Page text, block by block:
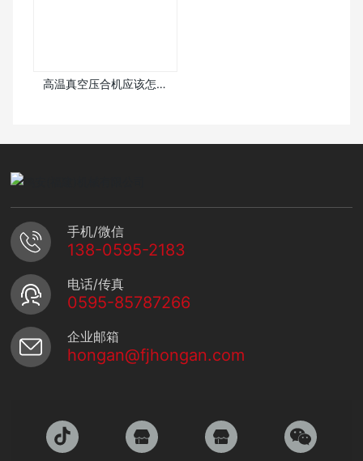
高温真空压合机应该怎么
手机/微信
138-0595-2183
电话/传真
0595-85787266
企业邮箱
hongan@fjhongan.com